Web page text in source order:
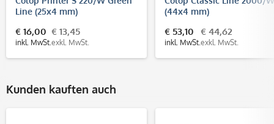
Line (25x4 mm)
€ 16,00
inkl. MwSt.
€ 13,45
exkl. MwSt.
(44x4 mm)
€ 53,10
inkl. MwSt.
€ 44,62
exkl. MwSt.
Kunden kauften auch